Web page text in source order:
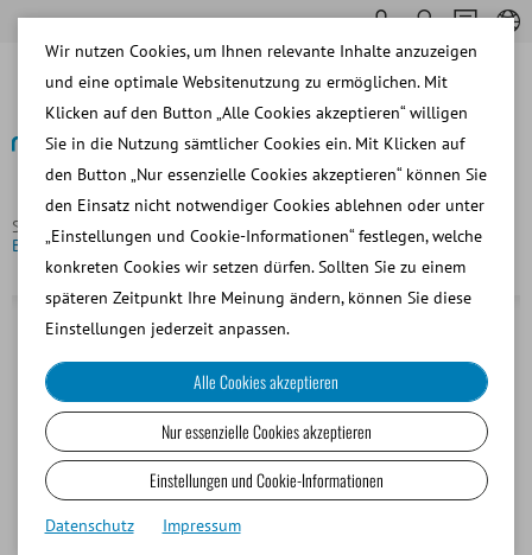
Startseite Besamung und Diagnostik
Cytology
Brush zur Entnahme von Zellen aus dem Rinderuterus
Zurück
Wir nutzen Cookies, um Ihnen relevante Inhalte anzuzeigen
und eine optimale Websitenutzung zu ermöglichen. Mit
Klicken auf den Button „Alle Cookies akzeptieren“ willigen
Sie in die Nutzung sämtlicher Cookies ein. Mit Klicken auf
den Button „Nur essenzielle Cookies akzeptieren“ können Sie
den Einsatz nicht notwendiger Cookies ablehnen oder unter
„Einstellungen und Cookie-Informationen“ festlegen, welche
konkreten Cookies wir setzen dürfen. Sollten Sie zu einem
späteren Zeitpunkt Ihre Meinung ändern, können Sie diese
Einstellungen jederzeit anpassen.
Alle Cookies akzeptieren
Nur essenzielle Cookies akzeptieren
Einstellungen und Cookie-Informationen
Datenschutz Impressum